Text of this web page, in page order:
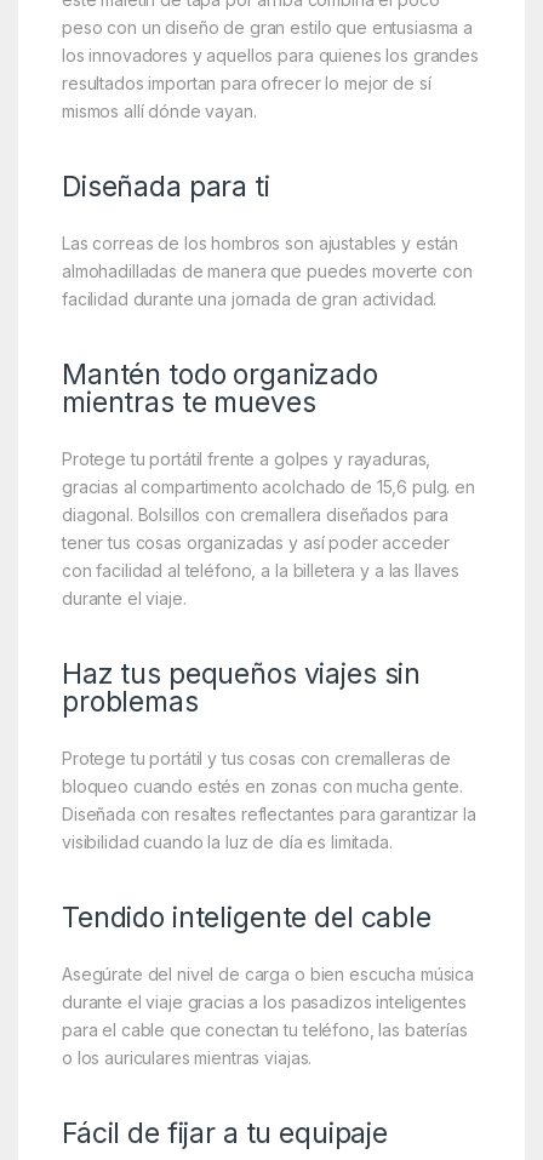
peso con un diseño de gran estilo que entusiasma a
los innovadores y aquellos para quienes los grandes
resultados importan para ofrecer lo mejor de sí
mismos allí dónde vayan.
Diseñada para ti
Las correas de los hombros son ajustables y están
almohadilladas de manera que puedes moverte con
facilidad durante una jornada de gran actividad.
Mantén todo organizado
mientras te mueves
Protege tu portátil frente a golpes y rayaduras,
gracias al compartimento acolchado de 15,6 pulg. en
diagonal. Bolsillos con cremallera diseñados para
tener tus cosas organizadas y así poder acceder
con facilidad al teléfono, a la billetera y a las llaves
durante el viaje.
Haz tus pequeños viajes sin
problemas
Protege tu portátil y tus cosas con cremalleras de
bloqueo cuando estés en zonas con mucha gente.
Diseñada con resaltes reflectantes para garantizar la
visibilidad cuando la luz de día es limitada.
Tendido inteligente del cable
Asegúrate del nivel de carga o bien escucha música
durante el viaje gracias a los pasadizos inteligentes
para el cable que conectan tu teléfono, las baterías
o los auriculares mientras viajas.
Fácil de fijar a tu equipaje